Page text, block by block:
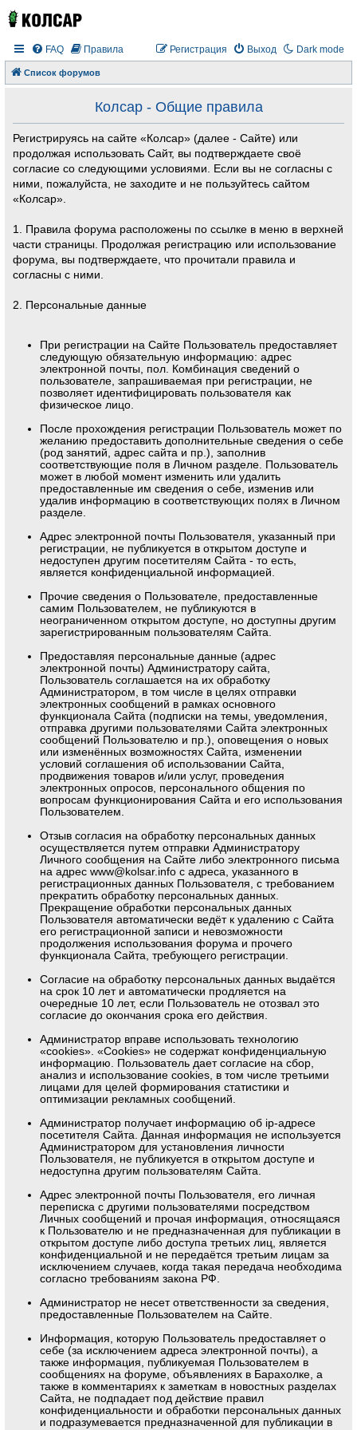
Dark mode
FAQ Правила Выход
Регистрация
Список форумов
Колсар - Общие правила
Регистрируясь на сайте «Колсар» (далее - Сайте) или
продолжая использовать Сайт, вы подтверждаете своё
согласие со следующими условиями. Если вы не согласны с
ними, пожалуйста, не заходите и не пользуйтесь сайтом
«Колсар».
1. Правила форума расположены по ссылке в меню в верхней
части страницы. Продолжая регистрацию или использование
форума, вы подтверждаете, что прочитали правила и
согласны с ними.
2. Персональные данные
При регистрации на Сайте Пользователь предоставляет
следующую обязательную информацию: адрес
электронной почты, пол. Комбинация сведений о
пользователе, запрашиваемая при регистрации, не
позволяет идентифицировать пользователя как
физическое лицо.
После прохождения регистрации Пользователь может по
желанию предоставить дополнительные сведения о себе
(род занятий, адрес сайта и пр.), заполнив
соответствующие поля в Личном разделе. Пользователь
может в любой момент изменить или удалить
предоставленные им сведения о себе, изменив или
удалив информацию в соответствующих полях в Личном
разделе.
Адрес электронной почты Пользователя, указанный при
регистрации, не публикуется в открытом доступе и
недоступен другим посетителям Сайта - то есть,
является конфиденциальной информацией.
Прочие сведения о Пользователе, предоставленные
самим Пользователем, не публикуются в
неограниченном открытом доступе, но доступны другим
зарегистрированным пользователям Сайта.
Предоставляя персональные данные (адрес
электронной почты) Администратору сайта,
Пользователь соглашается на их обработку
Администратором, в том числе в целях отправки
электронных сообщений в рамках основного
функционала Сайта (подписки на темы, уведомления,
отправка другими пользователями Сайта электронных
сообщений Пользователю и пр.), оповещения о новых
или изменённых возможностях Сайта, изменении
условий соглашения об использовании Сайта,
продвижения товаров и/или услуг, проведения
электронных опросов, персонального общения по
вопросам функционирования Сайта и его использования
Пользователем.
Отзыв согласия на обработку персональных данных
осуществляется путем отправки Администратору
Личного сообщения на Сайте либо электронного письма
на адресwww@kolsar.info с адреса, указанного в
регистрационных данных Пользователя, с требованием
прекратить обработку персональных данных.
Прекращение обработки персональных данных
Пользователя автоматически ведёт к удалению с Сайта
его регистрационной записи и невозможности
продолжения использования форума и прочего
функционала Сайта, требующего регистрации.
Согласие на обработку персональных данных выдаётся
на срок 10 лет и автоматически продляется на
очередные 10 лет, если Пользователь не отозвал это
согласие до окончания срока его действия.
Администратор вправе использовать технологию
«cookies». «Cookies» не содержат конфиденциальную
информацию. Пользователь дает согласие на сбор,
анализ и использование cookies, в том числе третьими
лицами для целей формирования статистики и
оптимизации рекламных сообщений.
Администратор получает информацию об ip-адресе
посетителя Сайта. Данная информация не используется
Администратором для установления личности
Пользователя, не публикуется в открытом доступе и
недоступна другим пользователям Сайта.
Адрес электронной почты Пользователя, его личная
переписка с другими пользователями посредством
Личных сообщений и прочая информация, относящаяся
к Пользователю и не предназначенная для публикации в
открытом доступе либо доступа третьих лиц, является
конфиденциальной и не передаётся третьим лицам за
исключением случаев, когда такая передача необходима
согласно требованиям закона РФ.
Администратор не несет ответственности за сведения,
предоставленные Пользователем на Сайте.
Информация, которую Пользователь предоставляет о
себе (за исключением адреса электронной почты), а
также информация, публикуемая Пользователем в
сообщениях на форуме, объявлениях в Барахолке, а
также в комментариях к заметкам в новостных разделах
Сайта, не подпадает под действие правил
конфиденциальности и обработки персональных данных
и подразумевается предназначенной для публикации в